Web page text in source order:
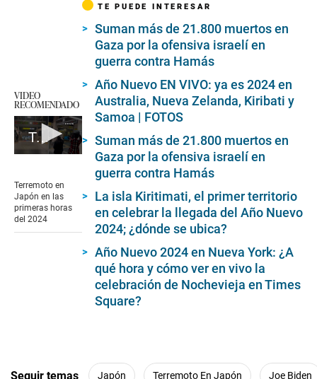
VIDEO
RECOMENDADO
Terremoto en Japón en las primeras horas del 2024
of
11
seconds
Terremoto en
Japón en las
primeras horas
del 2024
TE PUEDE INTERESAR
Suman más de 21.800 muertos en
Gaza por la ofensiva israelí en
guerra contra Hamás
Año Nuevo EN VIVO: ya es 2024 en
Australia, Nueva Zelanda, Kiribati y
Samoa | FOTOS
Suman más de 21.800 muertos en
Gaza por la ofensiva israelí en
guerra contra Hamás
La isla Kiritimati, el primer territorio
en celebrar la llegada del Año Nuevo
2024; ¿dónde se ubica?
Año Nuevo 2024 en Nueva York: ¿A
qué hora y cómo ver en vivo la
celebración de Nochevieja en Times
Square?
Seguir temas Japón Terremoto En Japón Joe Biden